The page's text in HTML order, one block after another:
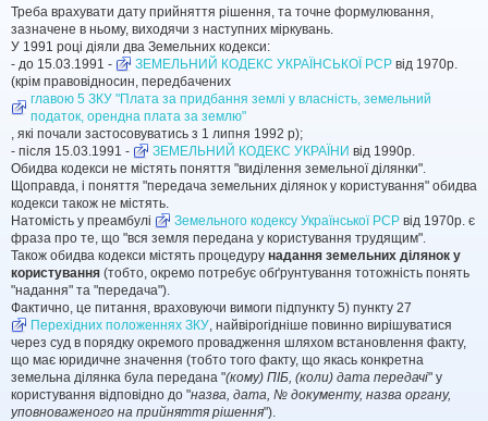
н
н
я
Треба врахувати дату прийняття рішення, та точне формулювання,
зазначене в ньому, виходячи з наступних міркувань.
У 1991 році діяли два Земельних кодекси:
- до 15.03.1991 -
ЗЕМЕЛЬНИЙ КОДЕКС УКРАЇНСЬКОЇ РСР від 1970р.
(крім правовідносин, передбачених
главою 5 ЗКУ "Плата за придбання землі у власність, земельний
податок, орендна плата за землю"
, які почали застосовуватись з 1 липня 1992 р);
- після 15.03.1991 -
ЗЕМЕЛЬНИЙ КОДЕКС УКРАЇНИ від 1990р.
Обидва кодекси не містять поняття "виділення земельної ділянки".
Щоправда, і поняття "передача земельних ділянок у користування" обидва
кодекси також не містять.
Натомість у преамбулі
Земельного кодексу Української РСР від 1970р. є
фраза про те, що "вся земля передана у користування трудящим".
Також обидва кодекси містять процедуру надання земельних ділянок у
користування (тобто, окремо потребує обґрунтування тотожність понять
"надання" та "передача").
Фактично, це питання, враховуючи вимоги підпункту 5) пункту 27
Перехідних положеннях ЗКУ, найвірогідніше повинно вирішуватися
через суд в порядку окремого провадження шляхом встановлення факту,
що має юридичне значення (тобто того факту, що якась конкретна
земельна ділянка була передана "(кому) ПІБ, (коли) дата передачі" у
користування відповідно до "назва, дата, № документу, назва органу,
уповноваженого на прийняття рішення").